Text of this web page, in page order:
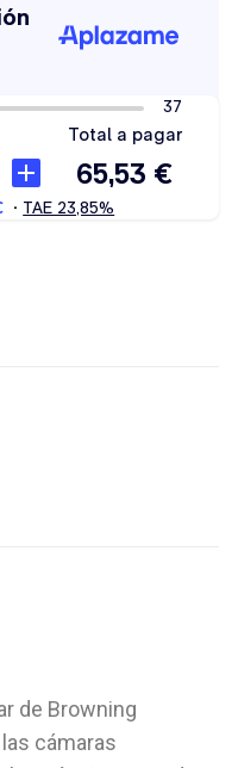
de Browning
cámaras